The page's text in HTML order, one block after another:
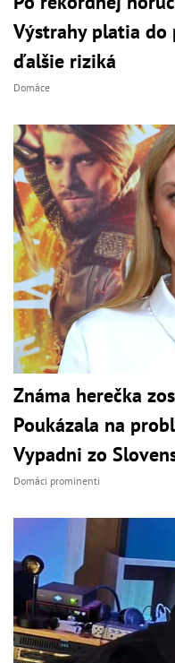
Výstrahy platia do
ďalšie riziká
Domáce
Známa herečka
Poukázala na
Vypadni zo
Domáci prominenti